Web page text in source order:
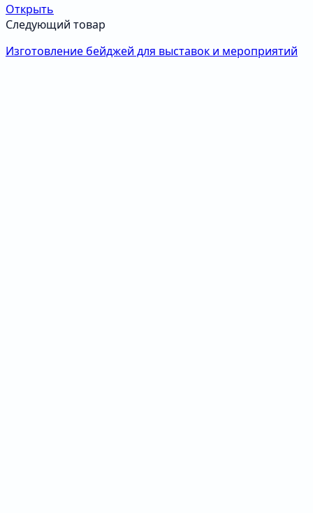
Открыть
Следующий товар
Изготовление бейджей для выставок и мероприятий